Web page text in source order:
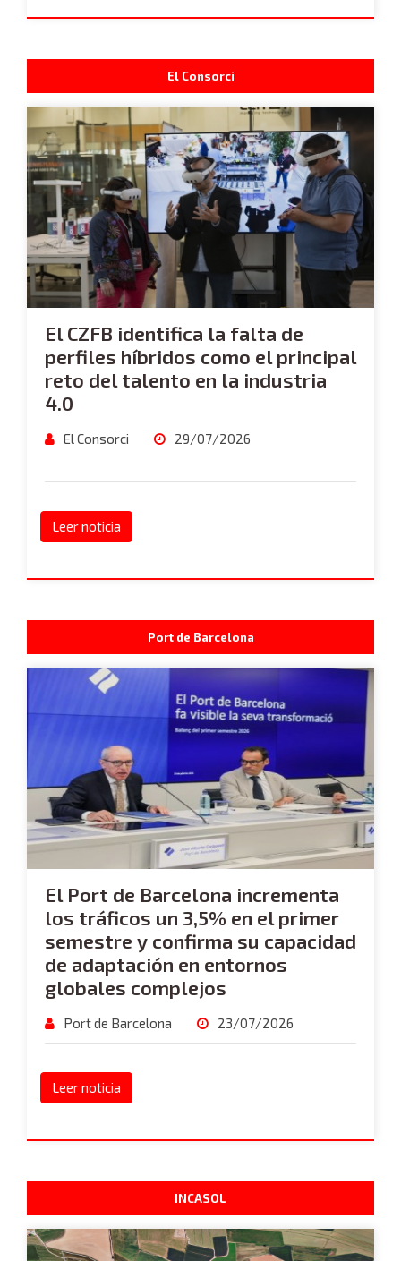
El Consorci
El CZFB identifica la falta de
perfiles híbridos como el principal
reto del talento en la industria
4.0
El Consorci 29/07/2026
Leer noticia
Port de Barcelona
El Port de Barcelona incrementa
los tráficos un 3,5% en el primer
semestre y confirma su capacidad
de adaptación en entornos
globales complejos
Port de Barcelona 23/07/2026
Leer noticia
INCASOL